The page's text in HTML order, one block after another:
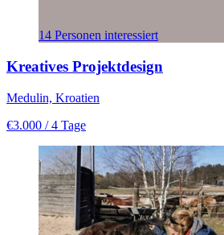
14 Personen interessiert
Kreatives Projektdesign
Medulin, Kroatien
€3.000 / 4 Tage